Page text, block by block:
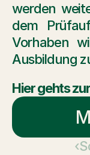
werden
dem
Vorhaben
Ausbildung
Hier gehts